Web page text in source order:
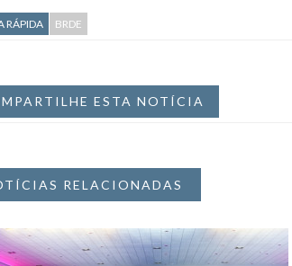
RÁPIDA BRDE
ESTA NOTÍCIA
RELACIONADAS